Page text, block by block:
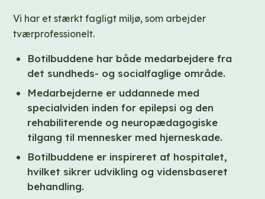
Vi har et stærkt fagligt miljø, som arbejder
tværprofessionelt.
Botilbuddene har både medarbejdere fra
det sundheds- og socialfaglige område.
Medarbejderne er uddannede med
specialviden inden for epilepsi og den
rehabiliterende og neuropædagogiske
tilgang til mennesker med hjerneskade.
Botilbuddene er inspireret af hospitalet,
hvilket sikrer udvikling og vidensbaseret
behandling.